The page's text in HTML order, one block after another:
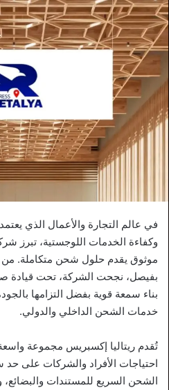
في عالم التجارة والأعمال الذي
وكفاءة الخدمات اللوجستية، تبرز
موثوق يقدم حلول شحن متكاملة.
بفيصل، نجحت الشركة، تحت قيادة
بناء سمعة قوية بفضل التزامها
خدمات الشحن الداخلي والدولي.
تُقدم ريتاليا إكسبريس مجموعة
احتياجات الأفراد والشركات على
الشحن السريع للمستندات